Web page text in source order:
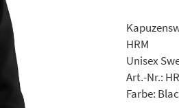
HRM
Unisex
Art.-Nr.:
Farbe: